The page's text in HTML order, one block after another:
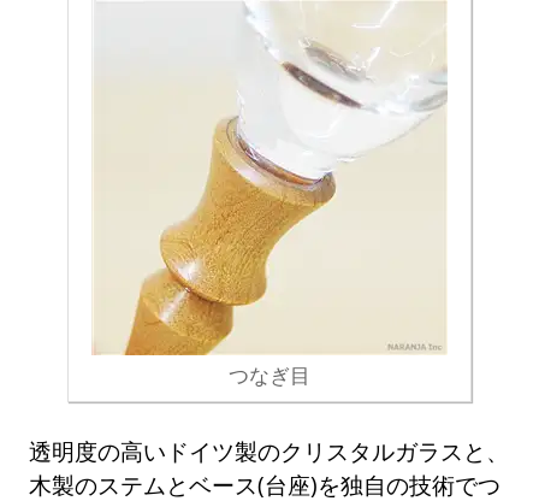
つなぎ目
透明度の高いドイツ製のクリスタルガラスと、
木製のステムとベース(台座)を独自の技術でつ